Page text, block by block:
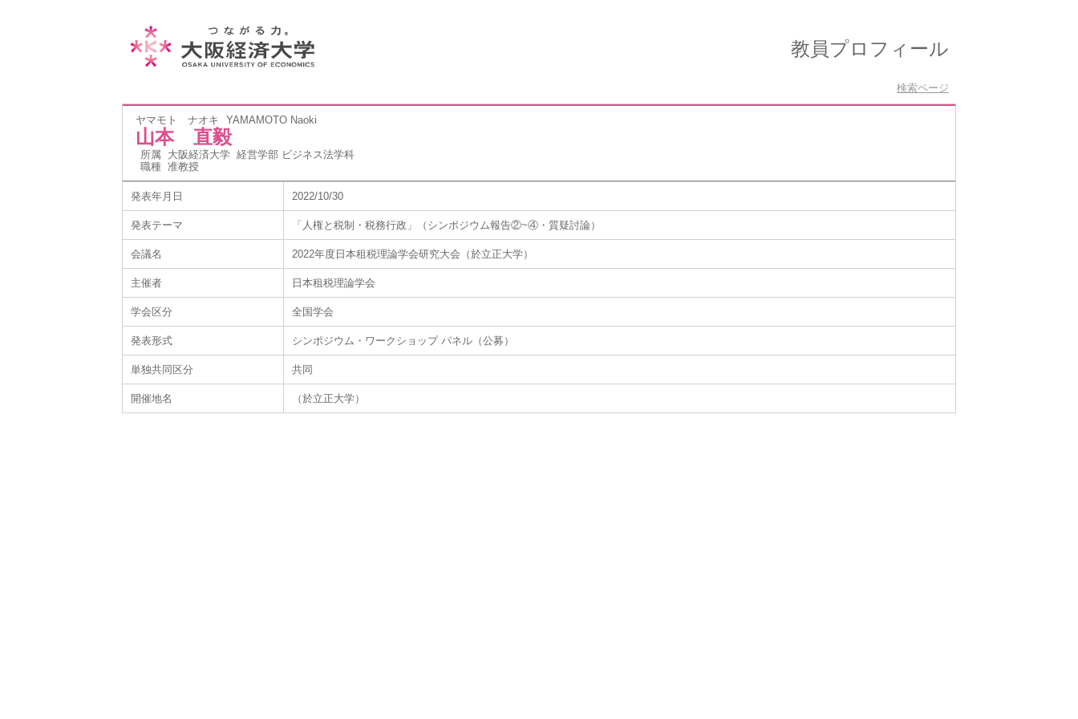
教員プロフィール
検索ページ
ヤマモト ナオキ YAMAMOTO Naoki
山本 直毅
所属 大阪経済大学 経営学部 ビジネス法学科
職種 准教授
発表年月日 2022/10/30
発表テーマ 「人権と税制・税務行政」（シンポジウム報告②~④・質疑討論）
会議名 2022年度日本租税理論学会研究大会（於立正大学）
主催者 日本租税理論学会
学会区分 全国学会
発表形式 シンポジウム・ワークショップ パネル（公募）
単独共同区分 共同
開催地名 （於立正大学）